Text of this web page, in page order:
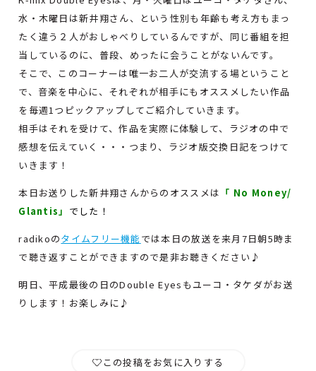
水・木曜日は新井翔さん、という性別も年齢も考え方もまっ
たく違う２人がおしゃべりしているんですが、同じ番組を担
当しているのに、普段、めったに会うことがないんです。
そこで、このコーナーは唯一お二人が交流する場ということ
で、音楽を中心に、それぞれが相手にもオススメしたい作品
を毎週1つピックアップしてご紹介していきます。
相手はそれを受けて、作品を実際に体験して、ラジオの中で
感想を伝えていく・・・つまり、ラジオ版交換日記をつけて
いきます！
本日お送りした新井翔さんからのオススメは 「 No Money/
Glantis」 でした！
radikoのタイムフリー機能 では本日の放送を来月7日朝5時ま
で聴き返すことができますので是非お聴きください♪
明日、平成最後の日のDouble Eyesもユーコ・タケダがお送
りします！お楽しみに♪
この投稿をお気に入りする